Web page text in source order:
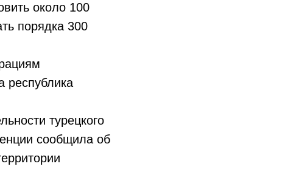
около 100
порядка 300
республика
турецкого
сообщила об